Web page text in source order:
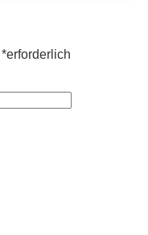
*erforderlich